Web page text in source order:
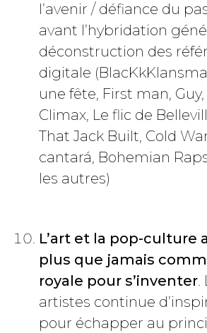
l’avenir / défiance du
avant l’hybridation
déconstruction des
digitale
une fête, First man,
Climax, Le flic de
That Jack Built, Cold
cantará, Bohemian
les autres)
L’art et la pop-culture
plus que jamais
royale pour s’inventer.
artistes continue
pour échapper au